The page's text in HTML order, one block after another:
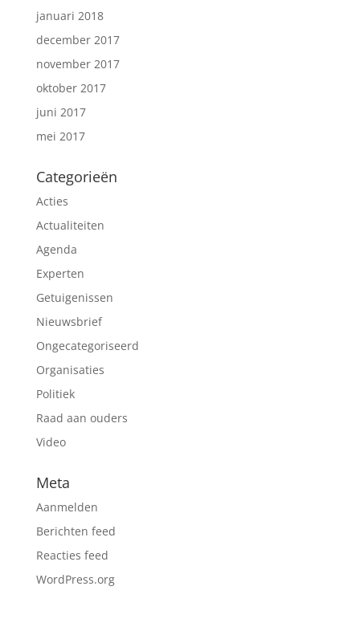
januari 2018
december 2017
november 2017
oktober 2017
juni 2017
mei 2017
Categorieën
Acties
Actualiteiten
Agenda
Experten
Getuigenissen
Nieuwsbrief
Ongecategoriseerd
Organisaties
Politiek
Raad aan ouders
Video
Meta
Aanmelden
Berichten feed
Reacties feed
WordPress.org